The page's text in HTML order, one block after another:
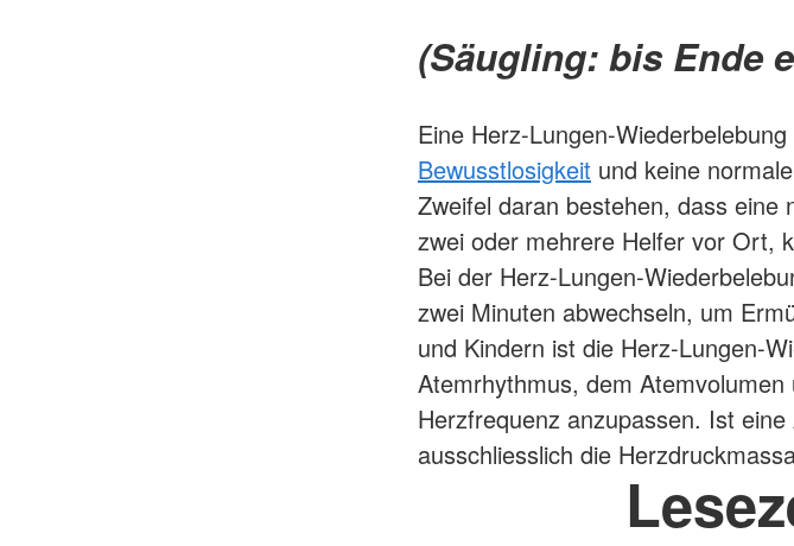
(Säugling: bis Ende
Eine Herz-Lungen-
Bewusstlosigkeit und keine
Zweifel daran bestehen, dass eine
zwei oder mehrere Helfer vor Ort,
Bei der Herz-Lungen-
zwei Minuten abwechseln, um
und Kindern ist die Herz-Lungen-
Atemrhythmus, dem
Herzfrequenz anzupassen. Ist
ausschliesslich die